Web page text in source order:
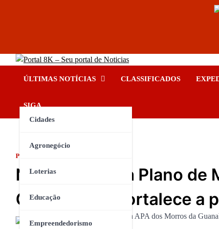
Portal 8K – Seu portal de
ÚLTIMAS NOTÍCIAS
Cidades
Agronegócio
Loterias
Educação
Empreendedorismo
CLASSIFICADOS
SIGA
POLÍTICA
Niterói entrega Plano de
Guanabara e fortalece a